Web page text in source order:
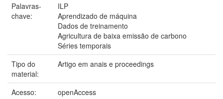
Palavras-
chave:
ILP
Aprendizado de máquina
Dados de treinamento
Agricultura de baixa emissão de carbono
Séries temporais
Tipo do
material:
Artigo em anais e proceedings
Acesso:
openAccess